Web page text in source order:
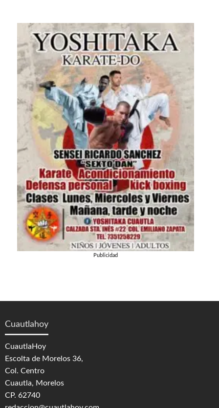
Publicidad
Cuautlahoy
CuautlaHoy
Escolta de Morelos 36,
Col. Centro
Cuautla, Morelos
CP. 62740